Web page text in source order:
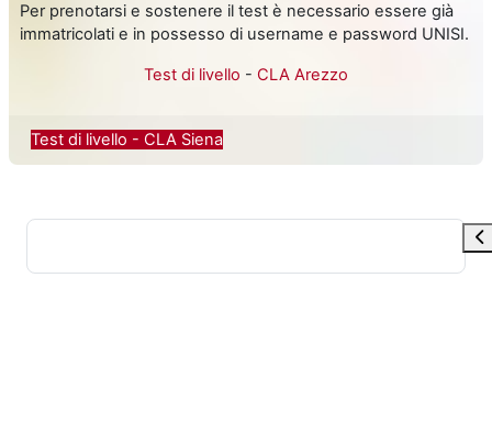
Per prenotarsi e sostenere il test è necessario essere già
immatricolati e in possesso di username e password UNISI.
Test di livello - CLA Arezzo
Test di livello - CLA Siena